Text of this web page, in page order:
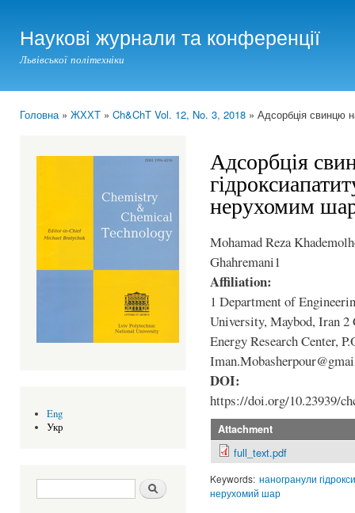
Наукові журнали та конференції
Львівської політехніки
Головна» ЖХХТ » Ch&ChT Vol. 12, No. 3, 2018 » Адсорбція свинцю
Eng
Укр
Search form Шукати
Адсорбція
нерухомим
Mohamad Reza
Ghahremani1
Affiliation:
1 Department of
University, Maybod, Iran 2
Energy Research Center,
DOI:
https://doi.org/10.23939/
Attachment
full_text.pdf
Keywords: наногранули
нерухомий шар